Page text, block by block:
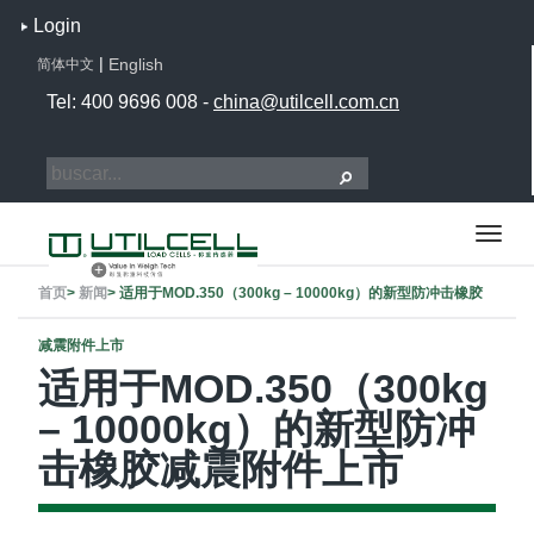
Login
简体中文 | English
Tel: 400 9696 008 - china@utilcell.com.cn
首页> 新闻> 适用于MOD.350（300kg – 10000kg）的新型防冲击橡胶
减震附件上市
适用于MOD.350（300kg
– 10000kg）的新型防冲
击橡胶减震附件上市